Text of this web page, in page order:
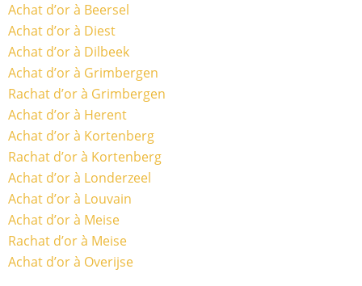
Achat d’or à Beersel
Achat d’or à Diest
Achat d’or à Dilbeek
Achat d’or à Grimbergen
Rachat d’or à Grimbergen
Achat d’or à Herent
Achat d’or à Kortenberg
Rachat d’or à Kortenberg
Achat d’or à Londerzeel
Achat d’or à Louvain
Achat d’or à Meise
Rachat d’or à Meise
Achat d’or à Overijse